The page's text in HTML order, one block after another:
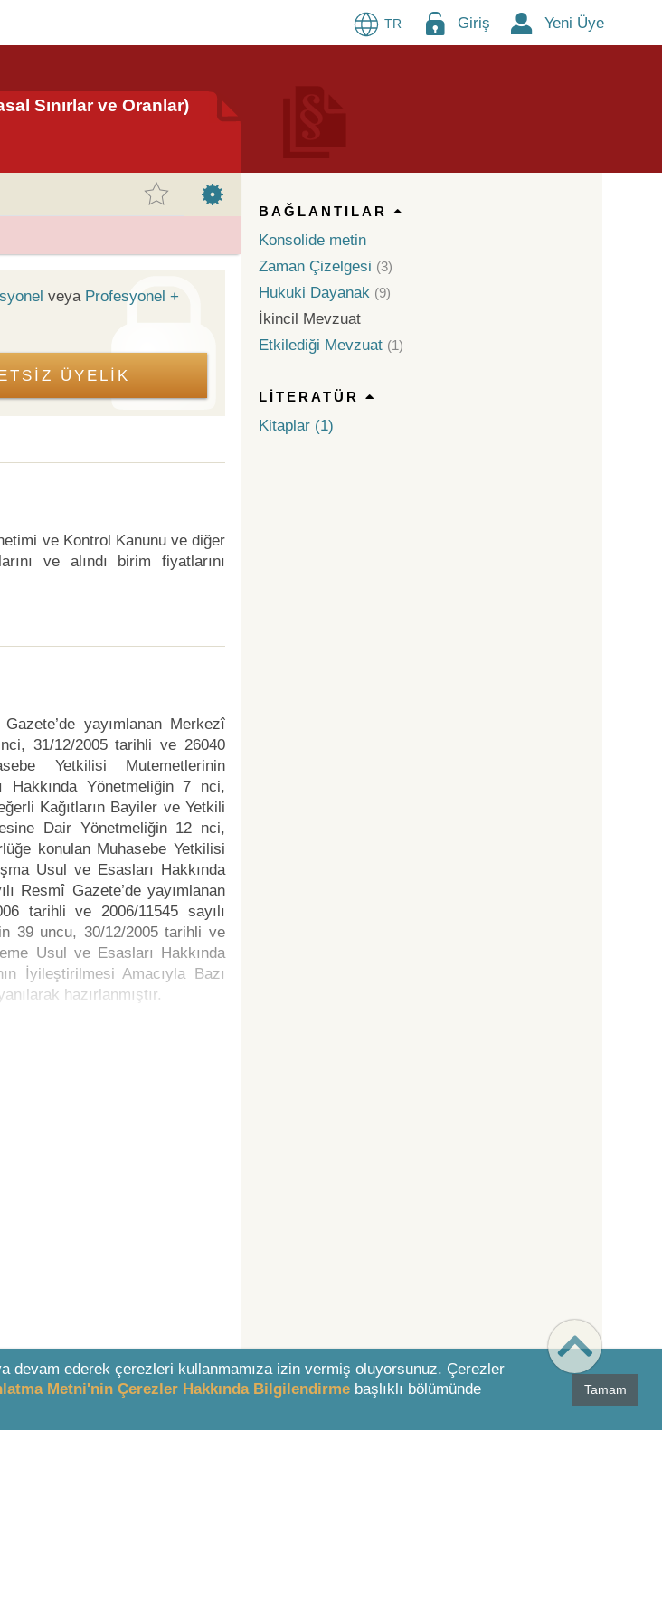
TR Giriş Yeni Üye
Sınırlar ve Oranlar)
veya Profesyonel +
ÜYELİK
ve Kontrol Kanunu ve diğer
ve alındı birim fiyatlarını
yayımlanan Merkezî
31/12/2005 tarihli ve 26040
Yetkilisi Mutemetlerinin
Hakkında Yönetmeliğin 7 nci,
Kağıtların Bayiler ve Yetkili
Dair Yönetmeliğin 12 nci,
konulan Muhasebe Yetkilisi
Usul ve Esasları Hakkında
Resmî Gazete’de yayımlanan
tarihli ve 2006/11545 sayılı
39 uncu, 30/12/2005 tarihli ve
Usul ve Esasları Hakkında
İyileştirilmesi Amacıyla Bazı
hazırlanmıştır.
BAĞLANTILAR
Konsolide metin
Zaman Çizelgesi (3)
Hukuki Dayanak (9)
İkincil Mevzuat
Etkilediği Mevzuat (1)
LITERATÜR
Kitaplar (1)
ederek çerezleri kullanmamıza izin vermiş oluyorsunuz. Çerezler
Metni'nin Çerezler Hakkında Bilgilendirme başlıklı bölümünde
Tamam